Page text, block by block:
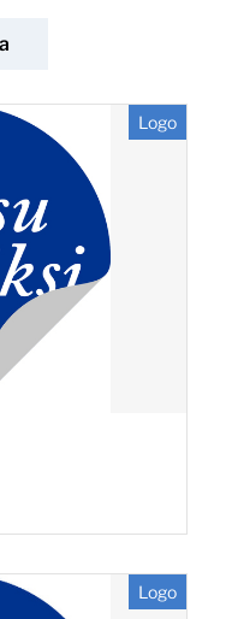
Logo
Logo